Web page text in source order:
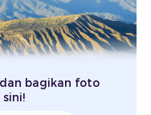
bagikan foto